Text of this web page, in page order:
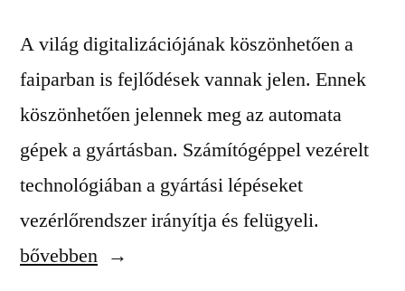
A világ digitalizációjának köszönhetően a
faiparban is fejlődések vannak jelen. Ennek
köszönhetően jelennek meg az automata
gépek a gyártásban. Számítógéppel vezérelt
technológiában a gyártási lépéseket
vezérlőrendszer irányítja és felügyeli.
bővebben